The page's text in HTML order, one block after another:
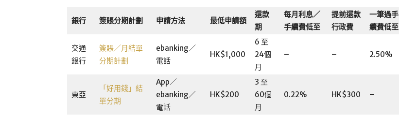
銀行 簽賬分期計劃 申請方法 最低申請額
還款
期
每月利息／
手續費低至
提前還款
行政費
一筆過手
續費低至
交通
銀行
簽賬／月結單
分期計劃
ebanking／
電話
HK$1,000
6 至
24個
月
– – 2.50%
東亞
「好用錢」結
單分期
App／
ebanking／
電話
HK$200
3 至
60個
月
0.22% HK$300 –